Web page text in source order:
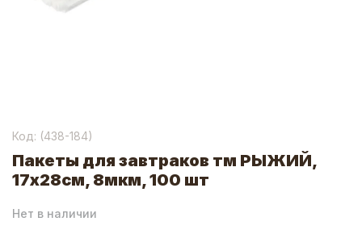
Код: (438-184)
Пакеты для завтраков тм РЫЖИЙ,
17x28см, 8мкм, 100 шт
Нет в наличии